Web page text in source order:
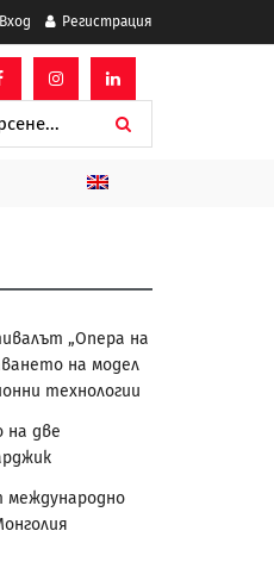
Вход Регистрация
„Опера на
на модел
технологии
на две
международно